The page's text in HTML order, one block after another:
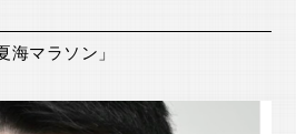
海マラソン」